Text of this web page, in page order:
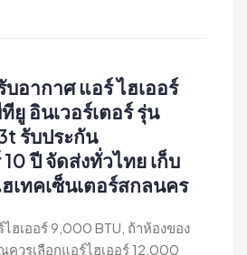
บอากาศ แอร์ ไฮเออร์
อินเวอร์เตอร์ รุ่น
รับประกัน
ปี จัดส่งทั่วไทย เก็บ
เทคเซ็นเตอร์สกลนคร
ฮเออร์ 9,000 BTU, ถ้าห้องของ
วรเลือกแอร์ไฮเออร์ 12,000